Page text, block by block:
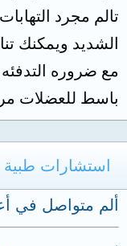
تالم مجرد
الشديد ويمكنك
مع ضروره
باسط للعضلات
استشارات
ألم متواصل في